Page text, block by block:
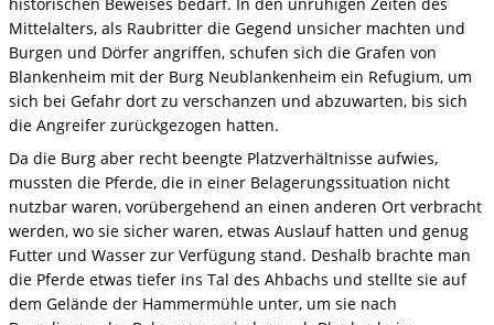
Mittelalters, als Raubritter die Gegend unsicher machten und
Burgen und Dörfer angriffen, schufen sich die Grafen von
Blankenheim mit der Burg Neublankenheim ein Refugium, um
sich bei Gefahr dort zu verschanzen und abzuwarten, bis sich
die Angreifer zurückgezogen hatten.
Da die Burg aber recht beengte Platzverhältnisse aufwies,
mussten die Pferde, die in einer Belagerungssituation nicht
nutzbar waren, vorübergehend an einen anderen Ort verbracht
werden, wo sie sicher waren, etwas Auslauf hatten und genug
Futter und Wasser zur Verfügung stand. Deshalb brachte man
die Pferde etwas tiefer ins Tal des Ahbachs und stellte sie auf
dem Gelände der Hammermühle unter, um sie nach